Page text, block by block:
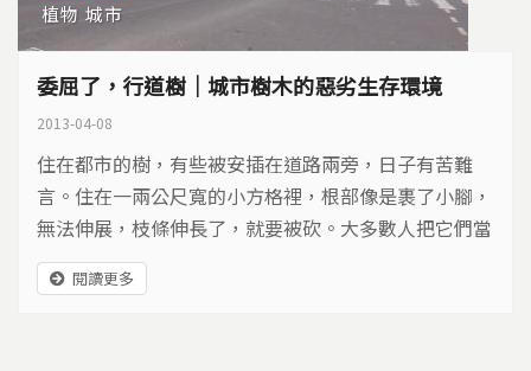
植物 城市
委屈了，行道樹｜城市樹木的惡劣生存環境
2013-04-08
住在都市的樹，有些被安插在道路兩旁，日子有苦難
言。住在一兩公尺寬的小方格裡，根部像是裹了小腳，
無法伸展，枝條伸長了，就要被砍。大多數人把它們當
做城市裝飾品，卻忘了它們，是活生生的古老生命…
閱讀更多